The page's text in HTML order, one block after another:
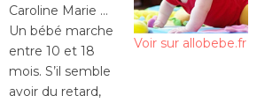
Caroline Marie …
Un bébé marche
entre 10 et 18
mois. S’il semble
avoir du retard,
Voir sur allobebe.fr